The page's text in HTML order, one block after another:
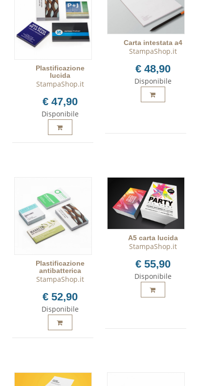
Plastificazione
lucida
StampaShop.it
€ 47,90
Disponibile
Carta intestata a4
StampaShop.it
€ 48,90
Disponibile
Plastificazione
antibatterica
StampaShop.it
€ 52,90
Disponibile
A5 carta lucida
StampaShop.it
€ 55,90
Disponibile